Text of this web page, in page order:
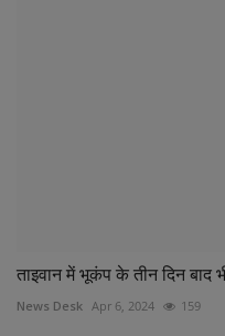
ताइवान में भूकंप के तीन दिन
News Desk Apr 6, 2024 159